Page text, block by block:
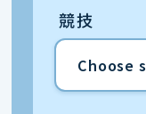
競技